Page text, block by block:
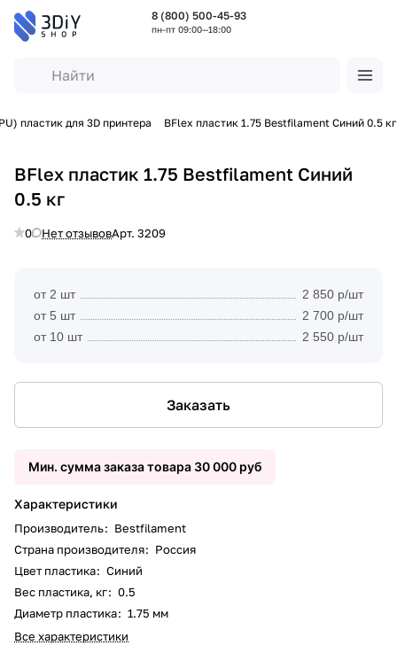
8 (800) 500-45-93
пн-пт 09:00—18:00
пластик для 3D принтера BFlex пластик 1.75 Bestfilament Синий 0.5 кг
BFlex пластик 1.75 Bestfilament Синий
0.5 кг
0 Нет отзывовАрт. 3209
от 2 шт
2 850 р/шт
от 5 шт
2 700 р/шт
от 10 шт
2 550 р/шт
Заказать
Мин. сумма заказа товара 30 000 руб
Характеристики
Производитель: Bestfilament
Страна производителя: Россия
Цвет пластика: Синий
Вес пластика, кг: 0.5
Диаметр пластика: 1.75 мм
Все характеристики